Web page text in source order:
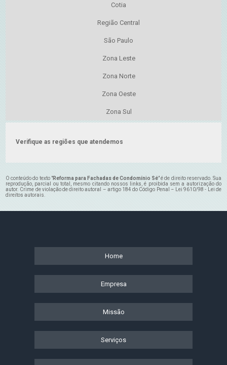
Cotia
Região Central
São Paulo
Zona Leste
Zona Norte
Zona Oeste
Zona Sul
Verifique as regiões que atendemos
O conteúdo do texto "Reforma para Fachadas de Condomínio Sé" é de direito reservado. Sua
reprodução, parcial ou total, mesmo citando nossos links, é proibida sem a autorização do
autor. Crime de violação de direito autoral – artigo 184 do Código Penal –Lei 9610/98 - Lei de
direitos autorais.
Home
Empresa
Missão
Serviços